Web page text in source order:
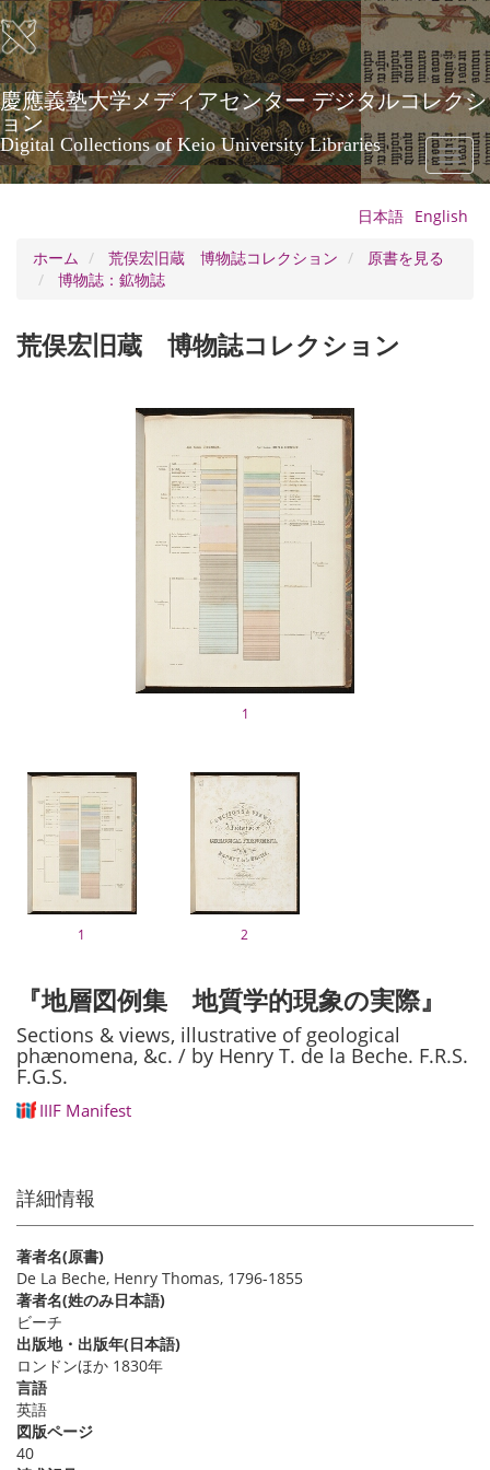
メ
イ
ン
コ
ン
テ
ン
ツ
に
慶應義塾大学メディアセンター デジタルコレクシ
ョン
Digital Collections of Keio University Libraries
Toggle
日本語 English
ホーム
荒俣宏旧蔵 博物誌コレクション
原書を見る
博物誌：鉱物誌
荒俣宏旧蔵 博物誌コレクション
1
1 2
『地層図例集 地質学的現象の実際』
Sections & views, illustrative of geological
phænomena, &c. / by Henry T. de la Beche. F.R.S.
F.G.S.
IIIF Manifest
詳細情報
著者名(原書)
De La Beche, Henry Thomas, 1796-1855
著者名(姓のみ日本語)
ビーチ
出版地・出版年(日本語)
ロンドンほか 1830年
言語
英語
図版ページ
40